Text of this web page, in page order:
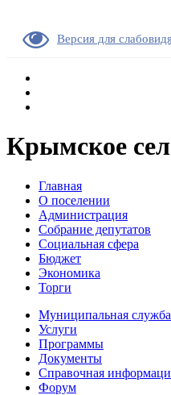
Версия для
Крымское
Главная
О поселении
Администрация
Собрание депутатов
Социальная сфера
Бюджет
Экономика
Торги
Муниципальная служба
Услуги
Программы
Документы
Справочная
Форум